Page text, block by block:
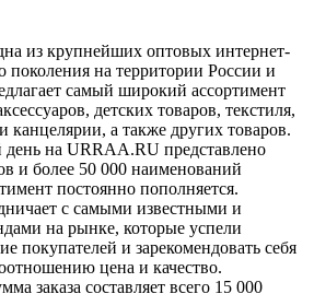
из крупнейших оптовых интернет-
поколения на территории России и
самый широкий ассортимент
детских товаров, текстиля,
а также других товаров.
на URRAA.RU представлено
и более 50 000 наименований
постоянно пополняется.
с самыми известными и
на рынке, которые успели
покупателей и зарекомендовать себя
цена и качество.
заказа составляет всего 15 000